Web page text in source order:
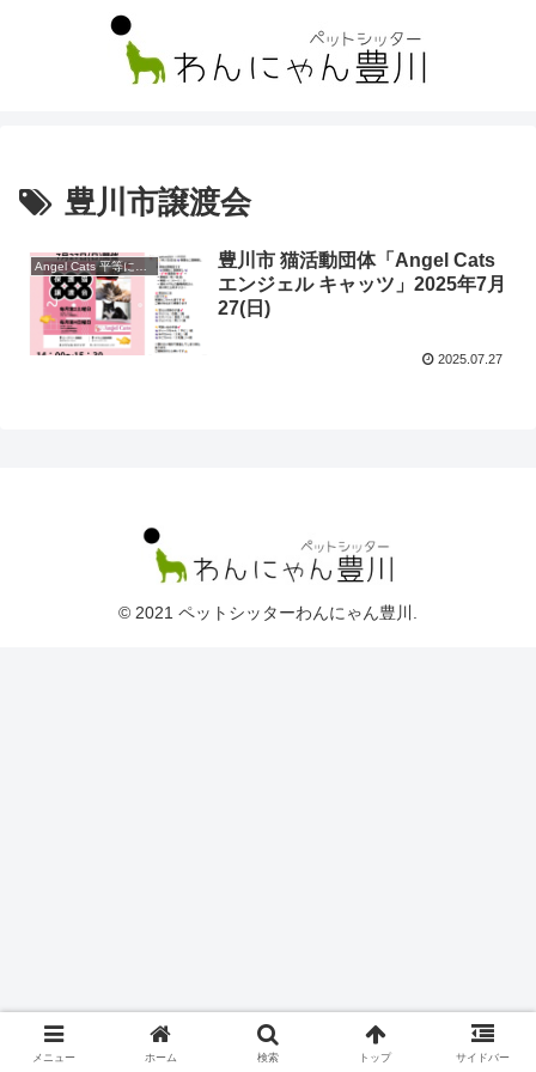
豊川市譲渡会
Angel Cats 平等に幸せになる権利 (angelcats2021)
豊川市 猫活動団体「Angel Cats
エンジェル キャッツ」2025年7月
27(日)
2025.07.27
© 2021 ペットシッターわんにゃん豊川.
メニュー ホーム 検索 トップ サイドバー